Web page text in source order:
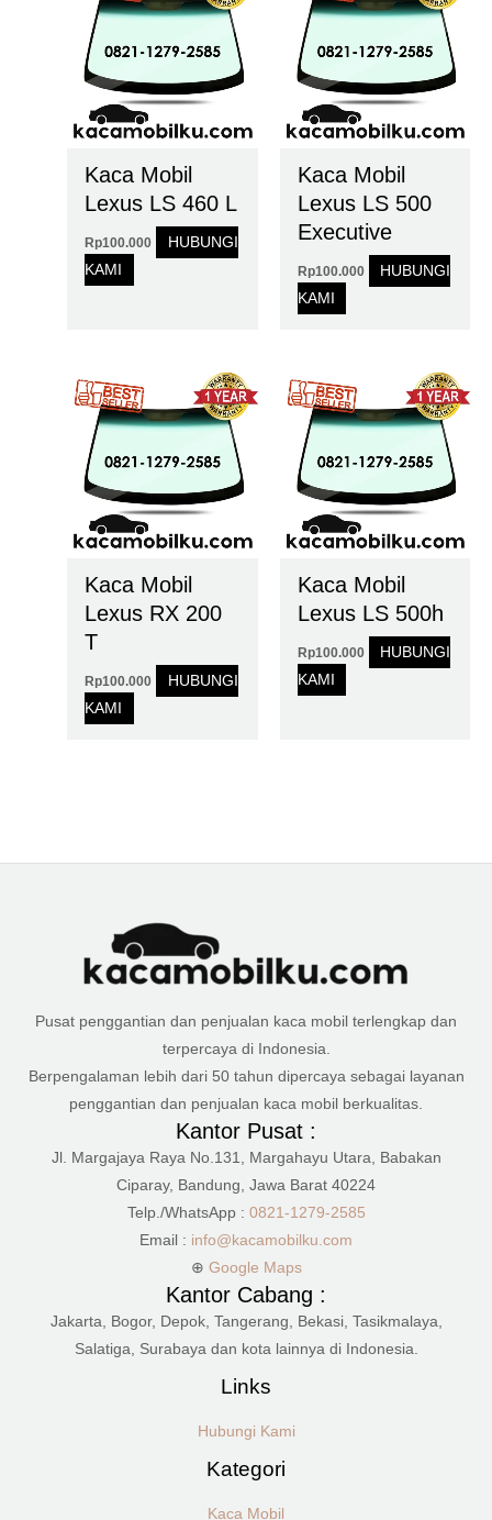
Kaca Mobil
Lexus LS 460 L
Rp100.000
HUBUNGI
KAMI
Kaca Mobil
Lexus LS 500
Executive
Rp100.000
HUBUNGI
KAMI
Kaca Mobil
Lexus RX 200
T
Rp100.000
HUBUNGI
KAMI
Kaca Mobil
Lexus LS 500h
Rp100.000
HUBUNGI
KAMI
Pusat penggantian dan penjualan kaca mobil terlengkap dan
terpercaya di Indonesia.
Berpengalaman lebih dari 50 tahun dipercaya sebagai layanan
penggantian dan penjualan kaca mobil berkualitas.
Kantor Pusat :
Jl. Margajaya Raya No.131, Margahayu Utara, Babakan
Ciparay, Bandung, Jawa Barat 40224
Telp./WhatsApp : 0821-1279-2585
Email : info@kacamobilku.com
⊕ Google Maps
Kantor Cabang :
Jakarta, Bogor, Depok, Tangerang, Bekasi, Tasikmalaya,
Salatiga, Surabaya dan kota lainnya di Indonesia.
Links
Hubungi Kami
Kategori
Kaca Mobil